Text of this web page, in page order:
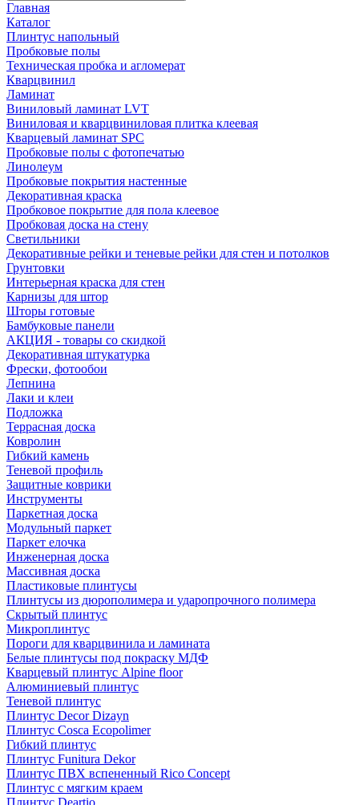
Главная
Каталог
Плинтус напольный
Пробковые полы
Техническая пробка и агломерат
Кварцвинил
Ламинат
Виниловый ламинат LVT
Виниловая и кварцвиниловая плитка клеевая
Кварцевый ламинат SPC
Пробковые полы с фотопечатью
Линолеум
Пробковые покрытия настенные
Декоративная краска
Пробковое покрытие для пола клеевое
Пробковая доска на стену
Светильники
Декоративные рейки и теневые рейки для стен и потолков
Грунтовки
Интерьерная краска для стен
Карнизы для штор
Шторы готовые
Бамбуковые панели
АКЦИЯ - товары со скидкой
Декоративная штукатурка
Фрески, фотообои
Лепнина
Лаки и клеи
Подложка
Террасная доска
Ковролин
Гибкий камень
Теневой профиль
Защитные коврики
Инструменты
Паркетная доска
Модульный паркет
Паркет елочка
Инженерная доска
Массивная доска
Пластиковые плинтусы
Плинтусы из дюрополимера и ударопрочного полимера
Скрытый плинтус
Микроплинтус
Пороги для кварцвинила и ламината
Белые плинтусы под покраску МДФ
Кварцевый плинтус Alpine floor
Алюминиевый плинтус
Теневой плинтус
Плинтус Decor Dizayn
Плинтус Cosca Ecopolimer
Гибкий плинтус
Плинтус Funitura Dekor
Плинтус ПВХ вспененный Rico Concept
Плинтус с мягким краем
Плинтус Deartio